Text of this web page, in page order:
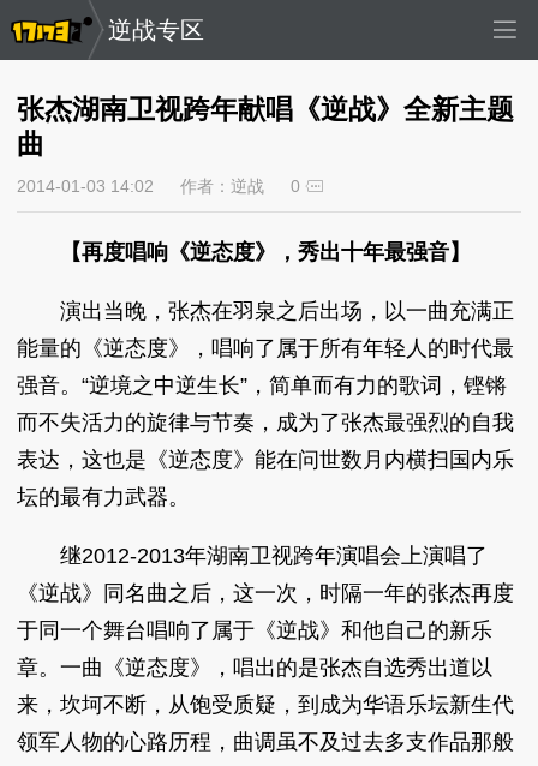
逆战专区
张杰湖南卫视跨年献唱《逆战》全新主题
曲
2014-01-03 14:02 作者：逆战 0
【再度唱响《逆态度》，秀出十年最强音】
演出当晚，张杰在羽泉之后出场，以一曲充满正
能量的《逆态度》，唱响了属于所有年轻人的时代最
强音。“逆境之中逆生长”，简单而有力的歌词，铿锵
而不失活力的旋律与节奏，成为了张杰最强烈的自我
表达，这也是《逆态度》能在问世数月内横扫国内乐
坛的最有力武器。
继2012-2013年湖南卫视跨年演唱会上演唱了
《逆战》同名曲之后，这一次，时隔一年的张杰再度
于同一个舞台唱响了属于《逆战》和他自己的新乐
章。一曲《逆态度》，唱出的是张杰自选秀出道以
来，坎坷不断，从饱受质疑，到成为华语乐坛新生代
领军人物的心路历程，曲调虽不及过去多支作品那般